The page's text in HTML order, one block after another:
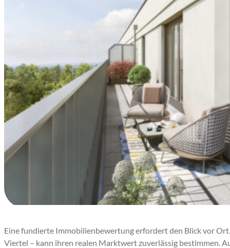
Eine fundierte Immobilienbewertung erfordert den Blick vor
Viertel – kann ihren realen Marktwert zuverlässig bestimmen.